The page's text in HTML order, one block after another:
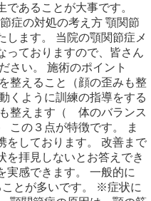
あることが大事です。
症の対処の考え方 顎関節
します。 当院の顎関節症メ
っておりますので、皆さん
さい。 施術のポイント
整えること（顔の歪みも整
くように訓練の指導をする
整えます（ 体のバランス
の３点が特徴です。 ま
をしております。 改善まで
拝見しないとお答えでき
実感できます。 一般的に
とが多いです。 ※症状に